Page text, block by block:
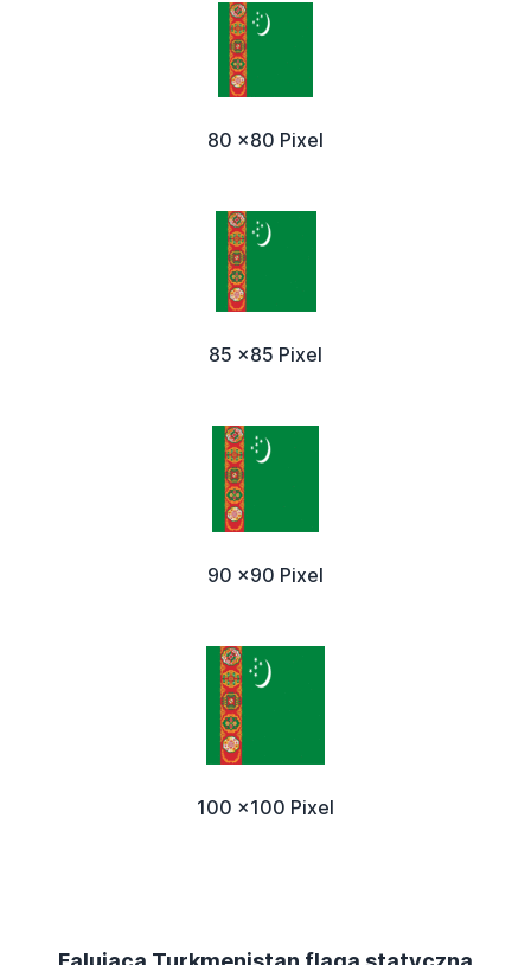
80 x80 Pixel
85 x85 Pixel
90 x90 Pixel
100 x100 Pixel